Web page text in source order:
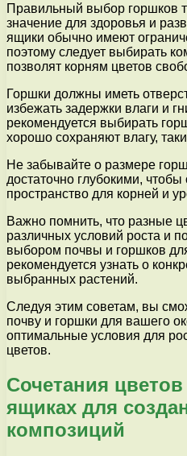
Правильный выбор горшков
значение для здоровья и
ящики обычно имеют
поэтому следует выбирать
позволят корням цветов
Горшки должны иметь
избежать задержки влаги и
рекомендуется выбирать
хорошо сохраняют влагу,
Не забывайте о размере
достаточно глубокими, чтобы
пространство для корней и
Важно помнить, что разные
различных условий роста и
выбором почвы и горшков
рекомендуется узнать о
выбранных растений.
Следуя этим советам, вы
почву и горшки для вашего
оптимальные условия для
цветов.
Сочетания
ящиках для
композиций